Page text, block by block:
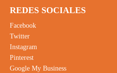
REDES SOCIALES
Facebook
Twitter
Instagram
Pinterest
Google My Business